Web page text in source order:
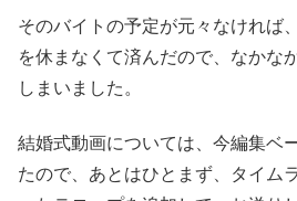
そのバイトの予定が元々なければ
を休まなくて済んだので、なかな
しまいました。
結婚式動画については、今編集ベ
たので、あとはひとまず、タイム